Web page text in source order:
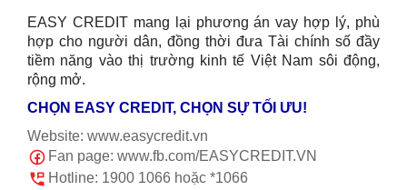
EASY CREDIT mang lại phương án vay hợp lý, phù
hợp cho người dân, đồng thời đưa Tài chính số đầy
tiềm năng vào thị trường kinh tế Việt Nam sôi động,
rộng mở.
CHỌN EASY CREDIT, CHỌN SỰ TỐI ƯU!
Website: www.easycredit.vn
Fan page: www.fb.com/EASYCREDIT.VN
Hotline: 1900 1066 hoặc *1066